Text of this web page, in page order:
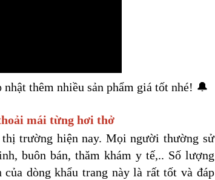
nhật thêm nhiều sản phẩm giá tốt nhé! 🔔
mái từng hơi thở
trường hiện nay. Mọi người thường sử
buôn bán, thăm khám y tế,.. Số lượng
dòng khẩu trang này là rất tốt và đáp